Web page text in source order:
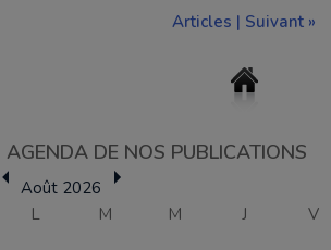
Articles | Suivant »
AGENDA DE NOS PUBLICATIONS
Août 2026
L
M M J V